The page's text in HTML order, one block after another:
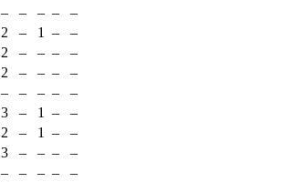
– – – –
–
2 – 1 –
–
2 – – –
–
2 – – –
–
– – – –
–
3 – 1 –
–
2 – 1 –
–
3 – – –
–
– – – –
–